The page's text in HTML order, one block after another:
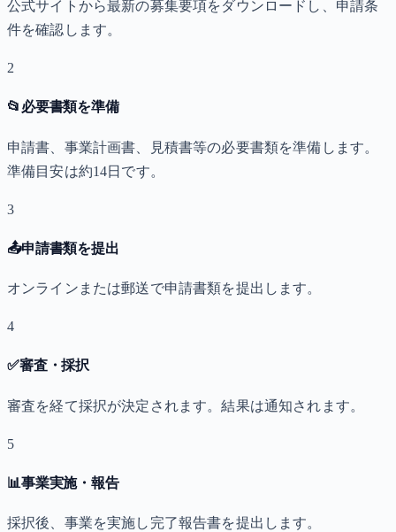
公式サイトから最新の募集要項をダウンロードし、申請条
件を確認します。
2
📂 必要書類を準備
申請書、事業計画書、見積書等の必要書類を準備します。
準備目安は約14日です。
3
📤申請書類を提出
オンラインまたは郵送で申請書類を提出します。
4
✅審査・採択
審査を経て採択が決定されます。結果は通知されます。
5
📊事業実施・報告
採択後、事業を実施し完了報告書を提出します。